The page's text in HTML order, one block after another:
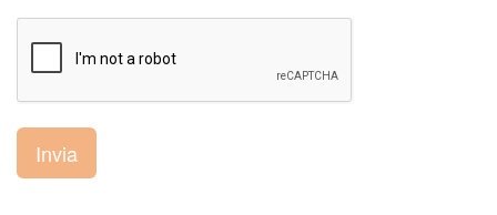
Invia